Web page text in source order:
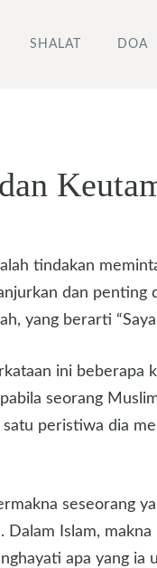
SHALAT DOA
tindakan
dan penting
yang berarti
ini beberapa
seorang
peristiwa dia
seseorang
Dalam Islam,
apa yang ia